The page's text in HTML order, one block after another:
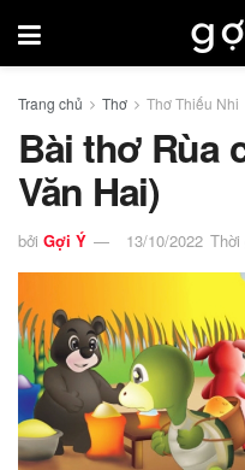
Trang chủ Thơ Thơ Thiếu Nhi
Bài thơ Rùa
Văn Hai)
bởi Gợi Ý 13/10/2022 Thời